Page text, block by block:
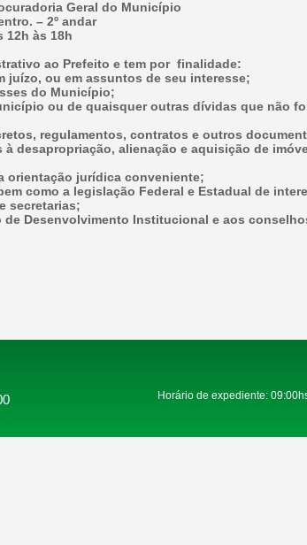
Geral do Município
– 2º andar
12h às 18h
ao Prefeito e tem por finalidade:
juízo, ou em assuntos de seu interesse;
do Município;
ou de quaisquer outras dívidas que não
regulamentos, contratos e outros
desapropriação, alienação e aquisição de
orientação jurídica conveniente;
como a legislação Federal e Estadual de
secretarias;
Desenvolvimento Institucional e aos
Horário de expediente: